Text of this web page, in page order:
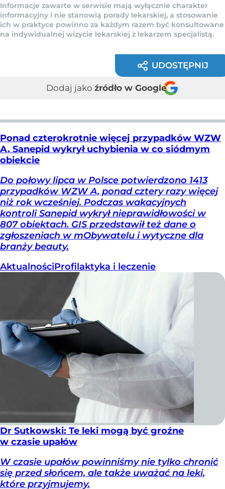
Informacje zawarte w serwisie mają wyłącznie charakter
informacyjny i nie stanowią porady lekarskiej, a stosowanie
ich w praktyce powinno za każdym razem być konsultowane
na indywidualnej wizycie lekarskiej z lekarzem specjalistą.
UDOSTĘPNIJ
Dodaj jako źródło w Google
Ponad czterokrotnie więcej przypadków WZW
A. Sanepid wykrył uchybienia w co siódmym
obiekcie
Do połowy lipca w Polsce potwierdzono 1413
przypadków WZW A, ponad cztery razy więcej
niż rok wcześniej. Podczas wakacyjnych
kontroli Sanepid wykrył nieprawidłowości w
807 obiektach. GIS przedstawił też dane o
zgłoszeniach w mObywatelu i wytyczne dla
branży beauty.
AktualnościProfilaktyka i leczenie
Dr Sutkowski: Te leki mogą być groźne
w czasie upałów
W czasie upałów powinniśmy nie tylko chronić
się przed słońcem, ale także uważać na leki,
które przyjmujemy.